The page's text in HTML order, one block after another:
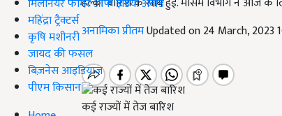
महिंद्रा ट्रैक्टर्स
कृषि मशीनरी
जायद की फसल
बिज़नेस आइडियाज
पीएम किसान
अनामिका प्रीतमUpdated on 24 March, 2023
कई राज्यों में तेज बारिश